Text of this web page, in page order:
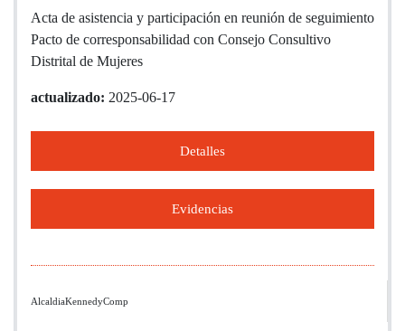
Acta de asistencia y participación en reunión de seguimiento
Pacto de corresponsabilidad con Consejo Consultivo
Distrital de Mujeres
actualizado: 2025-06-17
Detalles
Evidencias
AlcaldiaKennedyComp